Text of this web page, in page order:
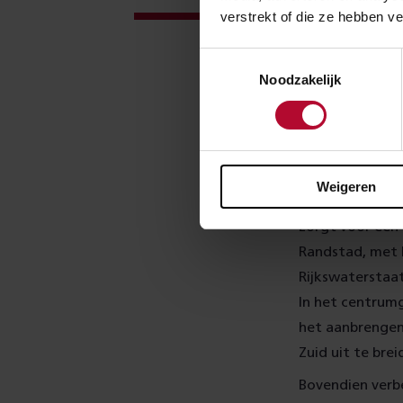
verstrekt of die ze hebben
Noodzakelijk
Weigeren
zorgt voor een
Randstad, met
In het
het
Zuid uit te
Bovendien